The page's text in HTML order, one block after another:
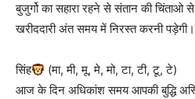
बुजुर्गो का सहारा रहने से संतान की चिंताओ से
खरीददारी अंत समय में निरस्त करनी पड़ेगी।
सिंह
(मा, मी, मू, मे, मो, टा, टी, टू, टे)
आज के दिन अधिकांश समय आपकी बुद्धि